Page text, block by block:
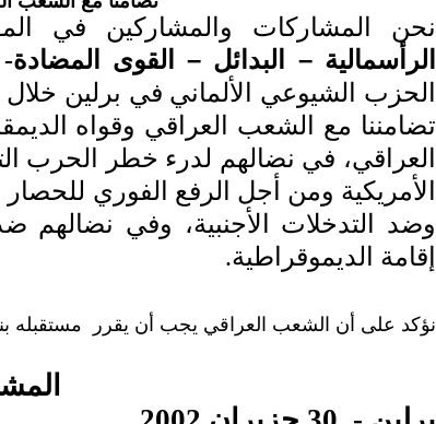
نحن المشاركات والمشاركين في
الرأسمالية– البدائل –القوى
الحزب الشيوعي الألماني في برلين خلال
تضامننا مع الشعب العراقي وقواه
العراقي، في نضالهم لدرء خطر الحرب
الأمريكية ومن أجل الرفع الفوري
وضد التدخلات الأجنبية، وفي نضالهم
إقامة الديموقراطية.
نؤكد على أن الشعب العراقي يجب أن يقرر مستقبله